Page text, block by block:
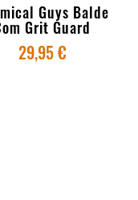
Guys Balde
Grit Guard
29,95 €